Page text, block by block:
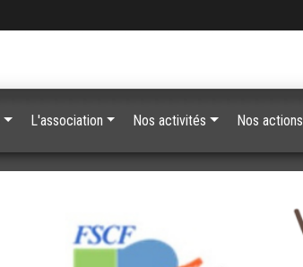
L'association Nos activités Nos actions